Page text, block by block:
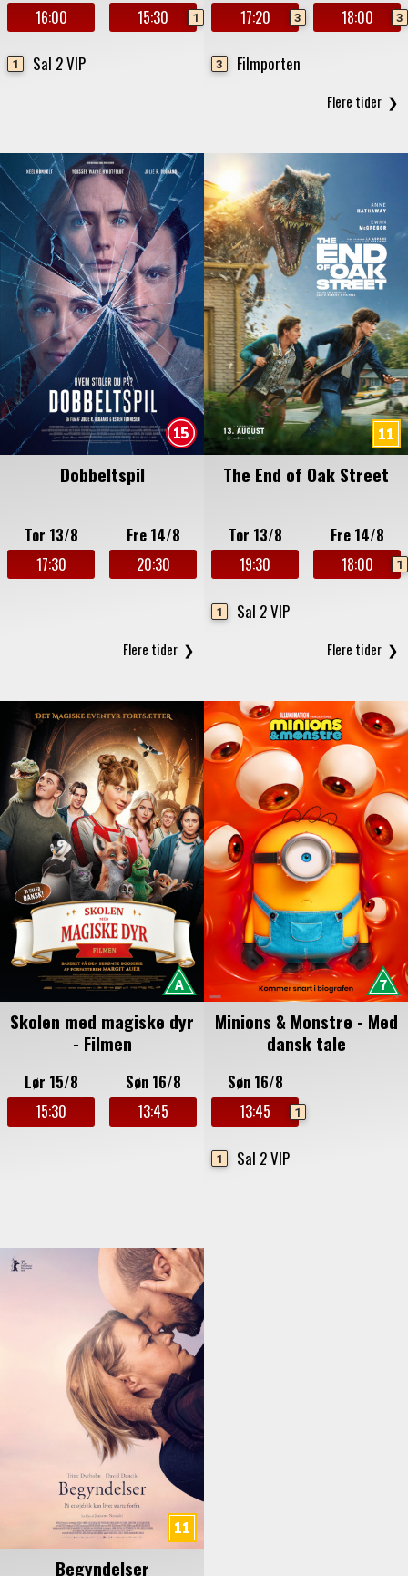
16:00
15:30
1
1 Sal 2 VIP
17:20
3
18:00
3
3 Filmporten
Dobbeltspil
Tor 13/8
17:30
Fre 14/8
20:30
The End of Oak Street
Tor 13/8
19:30
Fre 14/8
18:00
1
1 Sal 2 VIP
Skolen med magiske dyr
- Filmen
Lør 15/8
15:30
Søn 16/8
13:45
Minions & Monstre - Med
dansk tale
Søn 16/8
13:45
1
1 Sal 2 VIP
Begyndelser